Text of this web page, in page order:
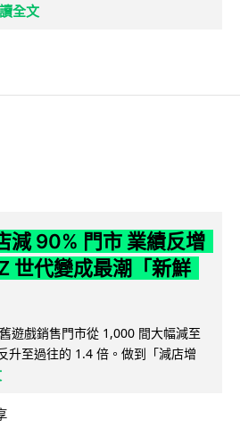
全文
減 90% 門市 業績反增
世代變成最潮「新鮮
遊戲銷售門市從 1,000 間大幅減至
升至過往的 1.4 倍。做到「減店增